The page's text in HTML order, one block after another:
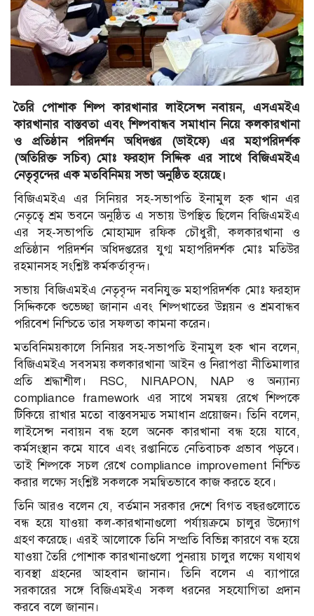
তৈরি পোশাক শিল্প কারখানার লাইসেন্স নবায়ন, এসএমইএ
কারখানার বাস্তবতা এবং শিল্পবান্ধব সমাধান নিয়ে কলকারখানা
ও প্রতিষ্ঠান পরিদর্শন অধিদপ্তর (ডাইফে) এর মহাপরিদর্শক
(অতিরিক্ত সচিব) মোঃ ফরহাদ সিদ্দিক এর সাথে বিজিএমইএ
নেতৃবৃন্দের এক মতবিনিময় সভা অনুষ্ঠিত হয়েছে।
বিজিএমইএ এর সিনিয়র সহ-সভাপতি ইনামুল হক খান এর
নেতৃত্বে শ্রম ভবনে অনুষ্ঠিত এ সভায় উপস্থিত ছিলেন বিজিএমইএ
এর সহ-সভাপতি মোহাম্মদ রফিক চৌধুরী, কলকারখানা ও
প্রতিষ্ঠান পরিদর্শন অধিদপ্তরের যুগ্ম মহাপরিদর্শক মোঃ মতিউর
রহমানসহ সংশ্লিষ্ট কর্মকর্তাবৃন্দ।
সভায় বিজিএমইএ নেতৃবৃন্দ নবনিযুক্ত মহাপরিদর্শক মোঃ ফরহাদ
সিদ্দিককে শুভেচ্ছা জানান এবং শিল্পখাতের উন্নয়ন ও শ্রমবান্ধব
পরিবেশ নিশ্চিতে তার সফলতা কামনা করেন।
মতবিনিময়কালে সিনিয়র সহ-সভাপতি ইনামুল হক খান বলেন,
বিজিএমইএ সবসময় কলকারখানা আইন ও নিরাপত্তা নীতিমালার
প্রতি শ্রদ্ধাশীল। RSC, NIRAPON, NAP ও অন্যান্য
compliance framework এর সাথে সমন্বয় রেখে শিল্পকে
টিকিয়ে রাখার মতো বাস্তবসম্মত সমাধান প্রয়োজন। তিনি বলেন,
লাইসেন্স নবায়ন বন্ধ হলে অনেক কারখানা বন্ধ হয়ে যাবে,
কর্মসংস্থান কমে যাবে এবং রপ্তানিতে নেতিবাচক প্রভাব পড়বে।
তাই শিল্পকে সচল রেখে compliance improvement নিশ্চিত
করার লক্ষ্যে সংশ্লিষ্ট সকলকে সমন্বিতভাবে কাজ করতে হবে।
তিনি আরও বলেন যে, বর্তমান সরকার দেশে বিগত বছরগুলোতে
বন্ধ হয়ে যাওয়া কল-কারখানাগুলো পর্যায়ক্রমে চালুর উদ্যোগ
গ্রহণ করেছে। এরই আলোকে তিনি সম্প্রতি বিভিন্ন কারণে বন্ধ হয়ে
যাওয়া তৈরি পোশাক কারখানাগুলো পুনরায় চালুর লক্ষ্যে যথাযথ
ব্যবস্থা গ্রহনের আহবান জানান। তিনি বলেন এ ব্যাপারে
সরকারের সঙ্গে বিজিএমইএ সকল ধরনের সহযোগিতা প্রদান
করবে বলে জানান।